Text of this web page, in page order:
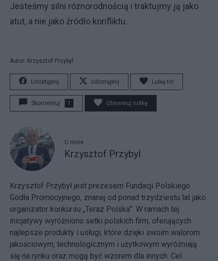
Jesteśmy silni różnorodnością i traktujmy ją jako
atut, a nie jako źródło konfliktu.
Autor: Krzysztof Przybyl
Udostępnij Udostępnij Lubię to!
Skomentuj 1 Obserwuj notkę
O mnie
Krzysztof Przybyl
Krzysztof Przybył jest prezesem Fundacji Polskiego
Godła Promocyjnego, znanej od ponad trzydziestu lat jako
organizator konkursu „Teraz Polska”. W ramach tej
inicjatywy wyróżniono setki polskich firm, oferujących
najlepsze produkty i usługi, które dzięki swoim walorom
jakościowym, technologicznym i użytkowym wyróżniają
się na rynku oraz mogą być wzorem dla innych. Cel